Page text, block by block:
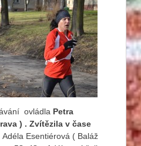
ovládla Petra
) . Zvítězila v čase
Esentiérová ( Baláž